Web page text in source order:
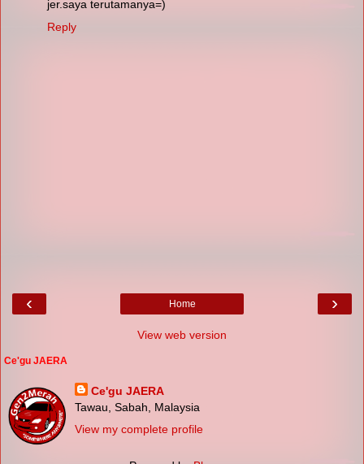
jer.saya terutamanya=)
Reply
‹ ›
Home
View web version
Ce'gu JAERA
Ce'gu JAERA
Tawau, Sabah, Malaysia
View my complete profile